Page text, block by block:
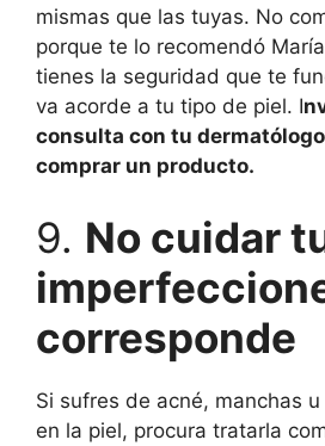
mismas que las tuyas. No
porque te lo recomendó
tienes la seguridad que te
va acorde a tu tipo de piel. I
consulta con tu
comprar un producto.
9. No cuidar
corresponde
Si sufres de acné, manchas
en la piel, procura tratarla